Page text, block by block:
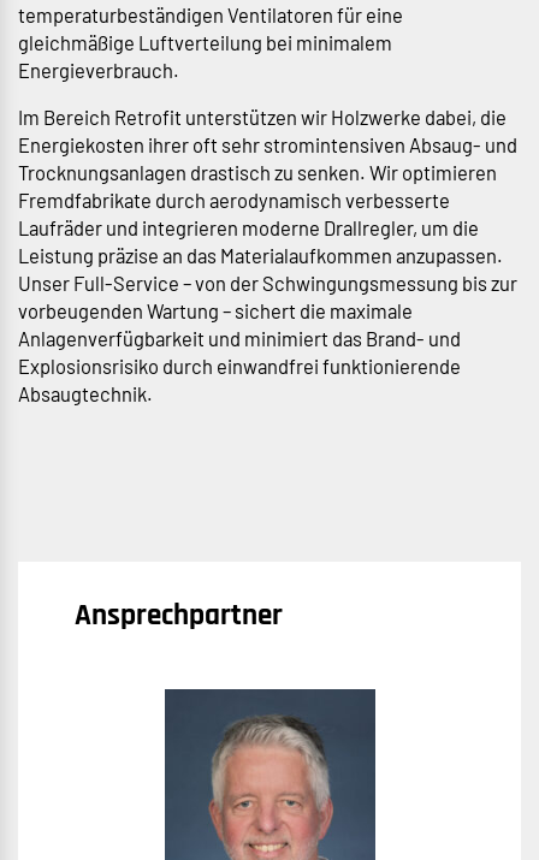
temperaturbeständigen Ventilatoren für eine
gleichmäßige Luftverteilung bei minimalem
Energieverbrauch.
Im Bereich Retrofit unterstützen wir Holzwerke dabei, die
Energiekosten ihrer oft sehr stromintensiven Absaug- und
Trocknungsanlagen drastisch zu senken. Wir optimieren
Fremdfabrikate durch aerodynamisch verbesserte
Laufräder und integrieren moderne Drallregler, um die
Leistung präzise an das Materialaufkommen anzupassen.
Unser Full-Service – von der Schwingungsmessung bis zur
vorbeugenden Wartung – sichert die maximale
Anlagenverfügbarkeit und minimiert das Brand- und
Explosionsrisiko durch einwandfrei funktionierende
Absaugtechnik.
Ansprechpartner